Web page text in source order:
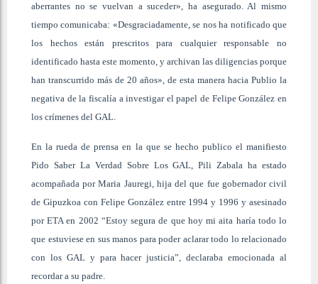
aberrantes no se vuelvan a suceder», ha asegurado. Al mismo
tiempo comunicaba: «Desgraciadamente, se nos ha notificado que
los hechos están prescritos para cualquier responsable no
identificado hasta este momento, y archivan las diligencias porque
han transcurrido más de 20 años», de esta manera hacia Publio la
negativa de la fiscalía a investigar el papel de Felipe González en
los crímenes del GAL.
En la rueda de prensa en la que se hecho publico el manifiesto
Pido Saber La Verdad Sobre Los GAL, Pili Zabala ha estado
acompañada por Maria Jauregi, hija del que fue gobernador civil
de Gipuzkoa con Felipe González entre 1994 y 1996 y asesinado
por ETA en 2002 “Estoy segura de que hoy mi aita haría todo lo
que estuviese en sus manos para poder aclarar todo lo relacionado
con los GAL y para hacer justicia”, declaraba emocionada al
recordar a su padre.